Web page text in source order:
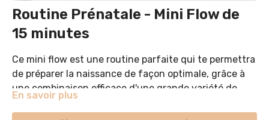
Routine Prénatale - Mini Flow de
15 minutes
Ce mini flow est une routine parfaite qui te permettra
de préparer la naissance de façon optimale, grâce à
une combinaison efficace d'une grande variété de
mouvements : tu y trouveras un warm-up, de la
mobilité, du renforcement du bas du corps, et tu
Le tout en un peu plus de 15 minutes seulement !
En savoir plus